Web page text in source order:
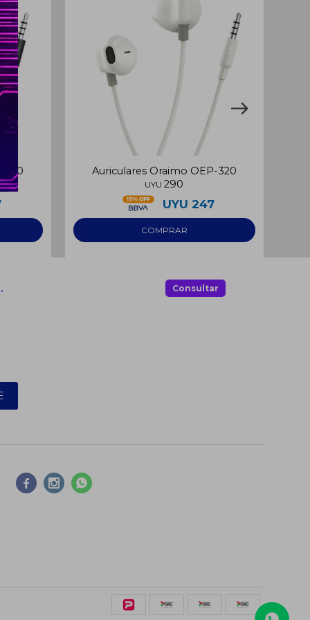
320 Auriculares Oraimo OEP-320
UYU 290
UYU 247
Consultar
  